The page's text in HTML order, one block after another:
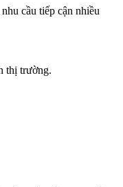
cầu tiếp cận nhiều
thị trường.